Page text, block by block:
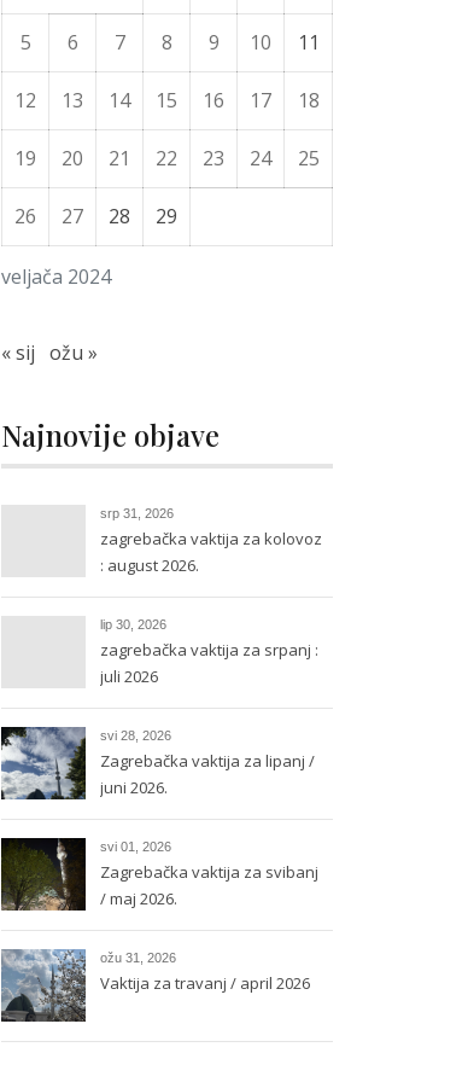
veljača 2024
5 6 7 8 9 10 11
12 13 14 15 16 17 18
19 20 21 22 23 24 25
26 27 28 29
« sij ožu »
Najnovije objave
srp 31, 2026
zagrebačka vaktija za kolovoz
: august 2026.
lip 30, 2026
zagrebačka vaktija za srpanj :
juli 2026
svi 28, 2026
Zagrebačka vaktija za lipanj /
juni 2026.
svi 01, 2026
Zagrebačka vaktija za svibanj
/ maj 2026.
ožu 31, 2026
Vaktija za travanj / april 2026